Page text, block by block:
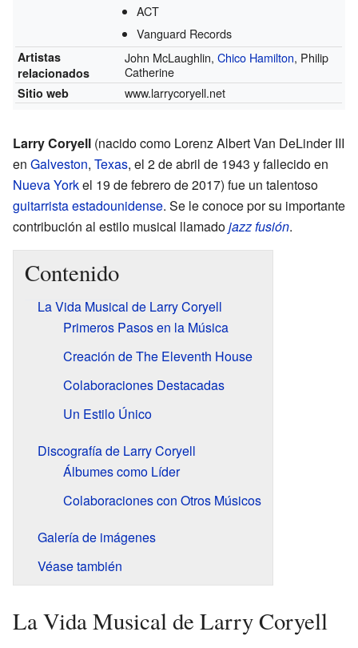
ACT
Vanguard Records
Artistas
relacionados
John McLaughlin,Chico Hamilton, Philip
Catherine
Sitio web www.larrycoryell.net
Larry Coryell (nacido como Lorenz Albert Van DeLinder III
en Galveston, Texas, el 2 de abril de 1943 y fallecido en
Nueva Yorkel 19 de febrero de 2017) fue un talentoso
guitarristaestadounidense. Se le conoce por su importante
contribución al estilo musical llamadojazz fusión.
Contenido
La Vida Musical de Larry Coryell
Primeros Pasos en la Música
Creación de The Eleventh House
Colaboraciones Destacadas
Un Estilo Único
Discografía de Larry Coryell
Álbumes como Líder
Colaboraciones con Otros Músicos
Galería de imágenes
Véase también
La Vida Musical de Larry Coryell